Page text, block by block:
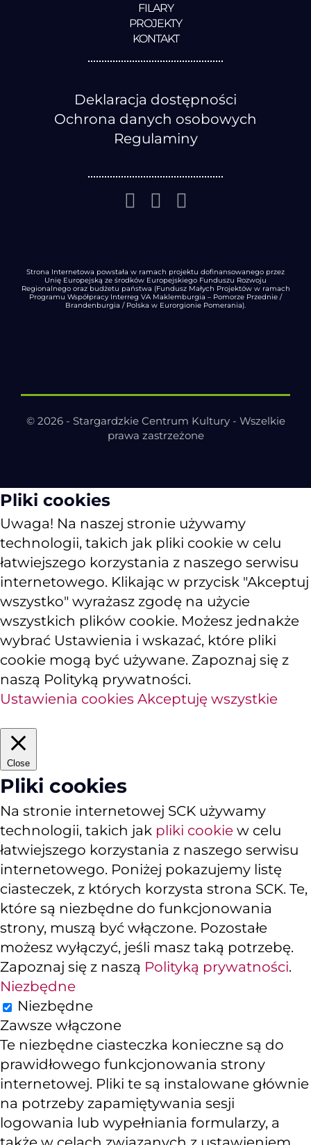
FILARY
PROJEKTY
KONTAKT
Deklaracja dostępności
Ochrona danych osobowych
Regulaminy
Strona Internetowa powstała w ramach projektu dofinansowanego przez
Unię Europejską ze środków Europejskiego Funduszu Rozwoju
Regionalnego oraz budżetu państwa (Fundusz Małych Projektów w ramach
Programu Współpracy Interreg VA Maklemburgia – Pomorze Przednie /
Brandenburgia / Polska w Eurorgionie Pomerania).
© 2026 - Stargardzkie Centrum Kultury - Wszelkie
prawa zastrzeżone
Pliki cookies
Uwaga! Na naszej stronie używamy
technologii, takich jak pliki cookie w celu
łatwiejszego korzystania z naszego serwisu
internetowego. Klikając w przycisk "Akceptuj
wszystko" wyrażasz zgodę na użycie
wszystkich plików cookie. Możesz jednakże
wybrać Ustawienia i wskazać, które pliki
cookie mogą być używane. Zapoznaj się z
naszą Polityką prywatności.
Ustawienia cookies Akceptuję wszystkie
Close
Pliki cookies
Na stronie internetowej SCK używamy
technologii, takich jak pliki cookie w celu
łatwiejszego korzystania z naszego serwisu
internetowego. Poniżej pokazujemy listę
ciasteczek, z których korzysta strona SCK. Te,
które są niezbędne do funkcjonowania
strony, muszą być włączone. Pozostałe
możesz wyłączyć, jeśli masz taką potrzebę.
Zapoznaj się z naszą Polityką prywatności.
Niezbędne
Niezbędne
Zawsze włączone
Te niezbędne ciasteczka konieczne są do
prawidłowego funkcjonowania strony
internetowej. Pliki te są instalowane głównie
na potrzeby zapamiętywania sesji
logowania lub wypełniania formularzy, a